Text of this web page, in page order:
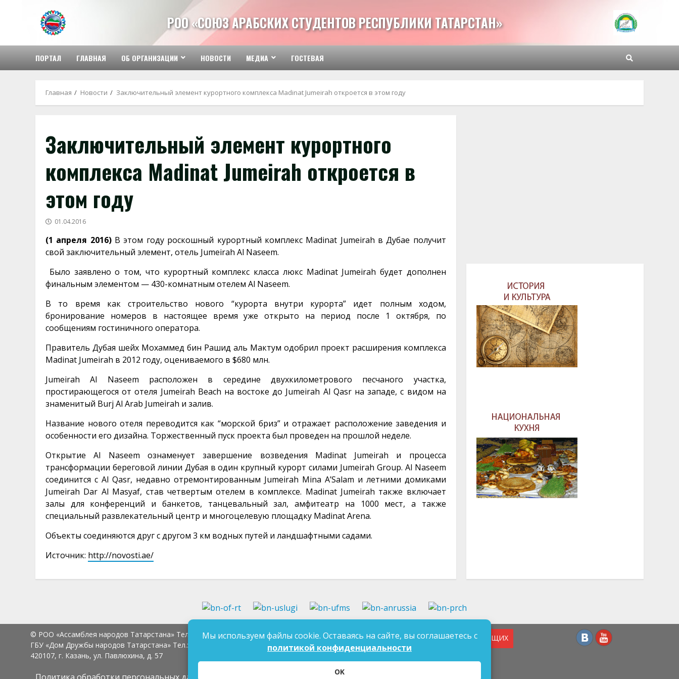
содержимому
РОО «СОЮЗ АРАБСКИХ СТУДЕНТОВ РЕСПУБЛИКИ ТАТАРСТАН»
ПОРТАЛ ГЛАВНАЯ ОБ ОРГАНИЗАЦИИ НОВОСТИ МЕДИА ГОСТЕВАЯ
Главная Новости Заключительный элемент курортного комплекса Madinat Jumeirah откроется в этом году
Заключительный элемент курортного
комплекса Madinat Jumeirah откроется в
этом году
01.04.2016
(1 апреля 2016) В этом году роскошный курортный комплекс Madinat Jumeirah в Дубае получит
свой заключительный элемент, отель Jumeirah Al Naseem.
Было заявлено о том, что курортный комплекс класса люкс Madinat Jumeirah будет дополнен
финальным элементом — 430-комнатным отелем Al Naseem.
В то время как строительство нового “курорта внутри курорта” идет полным ходом,
бронирование номеров в настоящее время уже открыто на период после 1 октября, по
сообщениям гостиничного оператора.
Правитель Дубая шейх Мохаммед бин Рашид аль Мактум одобрил проект расширения комплекса
Madinat Jumeirah в 2012 году, оцениваемого в $680 млн.
Jumeirah Al Naseem расположен в середине двухкилометрового песчаного участка,
простирающегося от отеля Jumeirah Beach на востоке до Jumeirah Al Qasr на западе, с видом на
знаменитый Burj Al Arab Jumeirah и залив.
Название нового отеля переводится как “морской бриз” и отражает расположение заведения и
особенности его дизайна. Торжественный пуск проекта был проведен на прошлой неделе.
Открытие Al Naseem ознаменует завершение возведения Madinat Jumeirah и процесса
трансформации береговой линии Дубая в один крупный курорт силами Jumeirah Group. Al Naseem
соединится с Al Qasr, недавно отремонтированным Jumeirah Mina A’Salam и летними домиками
Jumeirah Dar Al Masyaf, став четвертым отелем в комплексе. Madinat Jumeirah также включает
залы для конференций и банкетов, танцевальный зал, амфитеатр на 1000 мест, а также
специальный развлекательный центр и многоцелевую площадку Madinat Arena.
Объекты соединяются друг с другом 3 км водных путей и ландшафтными садами.
Источник: http://novosti.ae/
ДЛЯ СЛАБОВИДЯЩИХ
© РОО «Ассамблея народов Татарстана» Тел.: 8 (843) 237-97-99E-mail:an-tatarstan@yandex.ru
ГБУ «Дом Дружбы народов Татарстана» Тел.:
E-mail:mk.ddn@tatar.ru
420107, г. Казань, ул. Павлюхина, д. 57
Мы используем файлы cookie. Оставаясь на сайте, вы соглашаетесь с
политикой конфиденциальности
OK